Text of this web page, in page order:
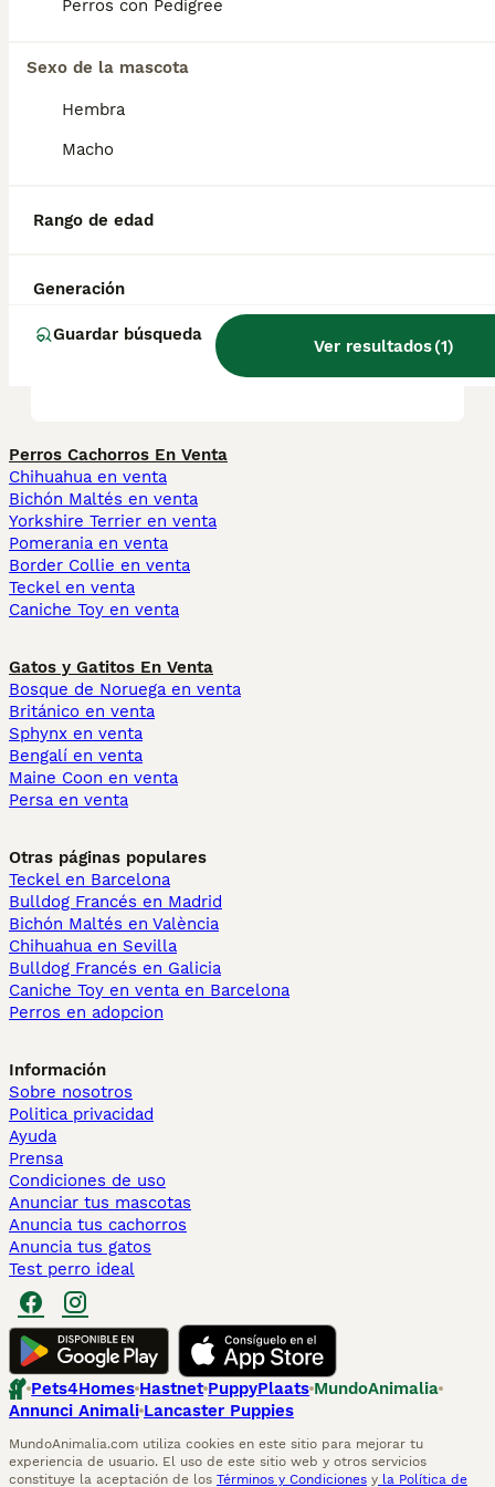
Perros con Pedigree
Sexo de la mascota
Hembra
Macho
Rango de edad
Generación
Guardar búsqueda
Ver resultados(1)
tradicionalmente, perros de granja. Su
¿Cuánto cuesta un pinscher
alemán?
¿Los pinschers alemanes son
¿Qué tamaño tiene un
Pinscher Alemán?
Perros Cachorros En Venta
Chihuahua en venta
Bichón Maltés en venta
Yorkshire Terrier en venta
Pomerania en venta
Border Collie en venta
Teckel en venta
Caniche Toy en venta
Gatos y Gatitos En Venta
Bosque de Noruega en venta
Británico en venta
Sphynx en venta
Bengalí en venta
Maine Coon en venta
Persa en venta
Otras páginas populares
Teckel en Barcelona
Bulldog Francés en Madrid
Bichón Maltés en València
Chihuahua en Sevilla
Bulldog Francés en Galicia
Caniche Toy en venta en Barcelona
Perros en adopcion
Información
Sobre nosotros
Politica privacidad
Ayuda
Prensa
Condiciones de uso
Anunciar tus mascotas
Anuncia tus cachorros
Anuncia tus gatos
Test perro ideal
Pets4Homes Hastnet PuppyPlaats MundoAnimalia
Annunci Animali Lancaster Puppies
MundoAnimalia.com utiliza cookies en este sitio para mejorar tu
experiencia de usuario. El uso de este sitio web y otros servicios
constituye la aceptación de los Términos y Condiciones y la Política de